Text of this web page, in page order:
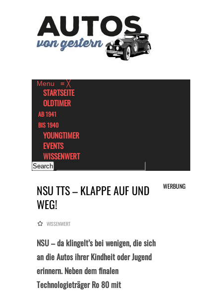
Menu ≡ ╳
STARTSEITE
OLDTIMER
AB 1941
BIS 1940
YOUNGTIMER
EVENTS
WISSENWERT
NSU TTS – KLAPPE AUF UND
WEG!
WERBUNG
WISSENWERT
NSU – da klingelt’s bei wenigen, die sich
an die Autos ihrer Kindheit oder Jugend
erinnern. Neben dem finalen
Technologieträger Ro 80 mit